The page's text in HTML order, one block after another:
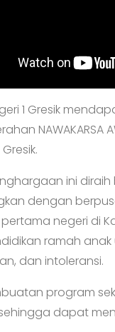
1 Gresik
NAWAKARSA
ini
dengan
negeri di
ramah
dan intoleransi.
program
dapat